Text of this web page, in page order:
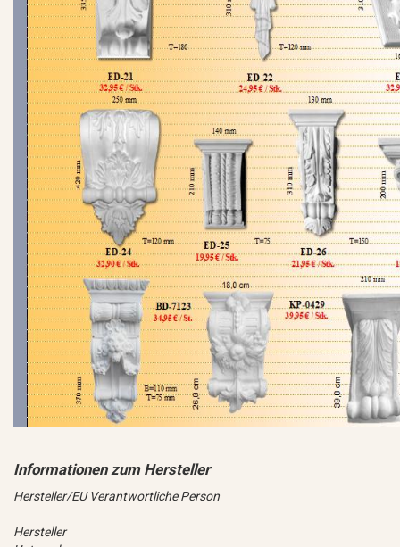
Hersteller/EU Verantwortliche Person
Hersteller